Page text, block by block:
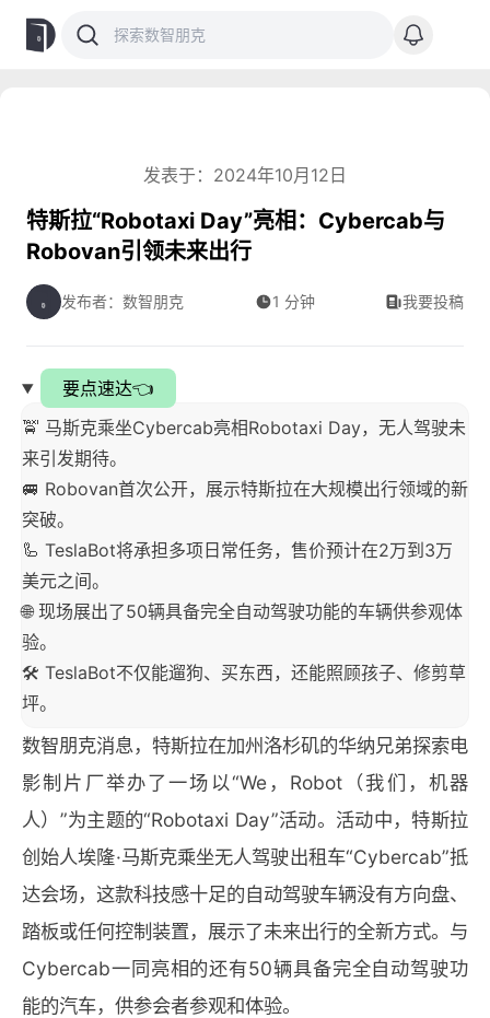
发表于：2024年10月12日
特斯拉“Robotaxi Day”亮相：Cybercab与
Robovan引领未来出行
发布者：数智朋克 1 分钟 我要投稿
要点速达👈
🚖 马斯克乘坐Cybercab亮相Robotaxi Day，无人驾驶未
来引发期待。
🚐 Robovan首次公开，展示特斯拉在大规模出行领域的新
突破。
🦾 TeslaBot将承担多项日常任务，售价预计在2万到3万
美元之间。
🌐 现场展出了50辆具备完全自动驾驶功能的车辆供参观体
验。
🛠️ TeslaBot不仅能遛狗、买东西，还能照顾孩子、修剪草
坪。
数智朋克消息，特斯拉在加州洛杉矶的华纳兄弟探索电
影制片厂举办了一场以“We，Robot（我们，机器
人）”为主题的“Robotaxi Day”活动。活动中，特斯拉
创始人埃隆·马斯克乘坐无人驾驶出租车“Cybercab”抵
达会场，这款科技感十足的自动驾驶车辆没有方向盘、
踏板或任何控制装置，展示了未来出行的全新方式。与
Cybercab一同亮相的还有50辆具备完全自动驾驶功
能的汽车，供参会者参观和体验。